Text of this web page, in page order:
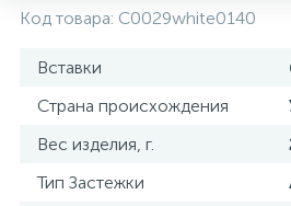
Код товара: C0029white0140
Вставки
Страна происхождения
Вес изделия, г.
Тип Застежки